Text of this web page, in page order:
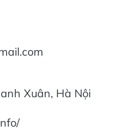
“thành phố nghỉ
Sun Urban City Hà
hứa hẹn sẽ là nơi